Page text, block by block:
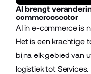
AI brengt
commercesector
AI in e-commerce is
Het is een krachtige
bijna elk gebied van
logistiek tot Services.